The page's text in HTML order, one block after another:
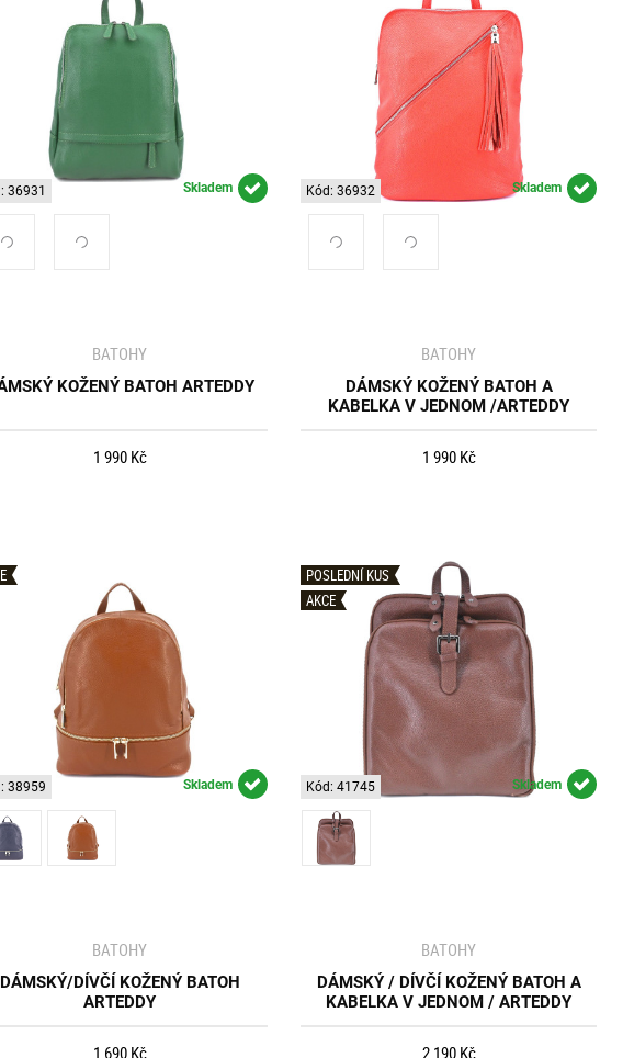
36931 Skladem
BATOHY
KOŽENÝ BATOH ARTEDDY
1 990 Kč
Kód: 36932 Skladem
BATOHY
DÁMSKÝ KOŽENÝ BATOH A
KABELKA V JEDNOM /ARTEDDY
1 990 Kč
38959 Skladem
BATOHY
DÁMSKÝ/DÍVČÍ KOŽENÝ BATOH
ARTEDDY
1 690 Kč
POSLEDNÍ KUS
AKCE
Kód: 41745 Skladem
BATOHY
DÁMSKÝ / DÍVČÍ KOŽENÝ BATOH A
KABELKA V JEDNOM / ARTEDDY
2 190 Kč